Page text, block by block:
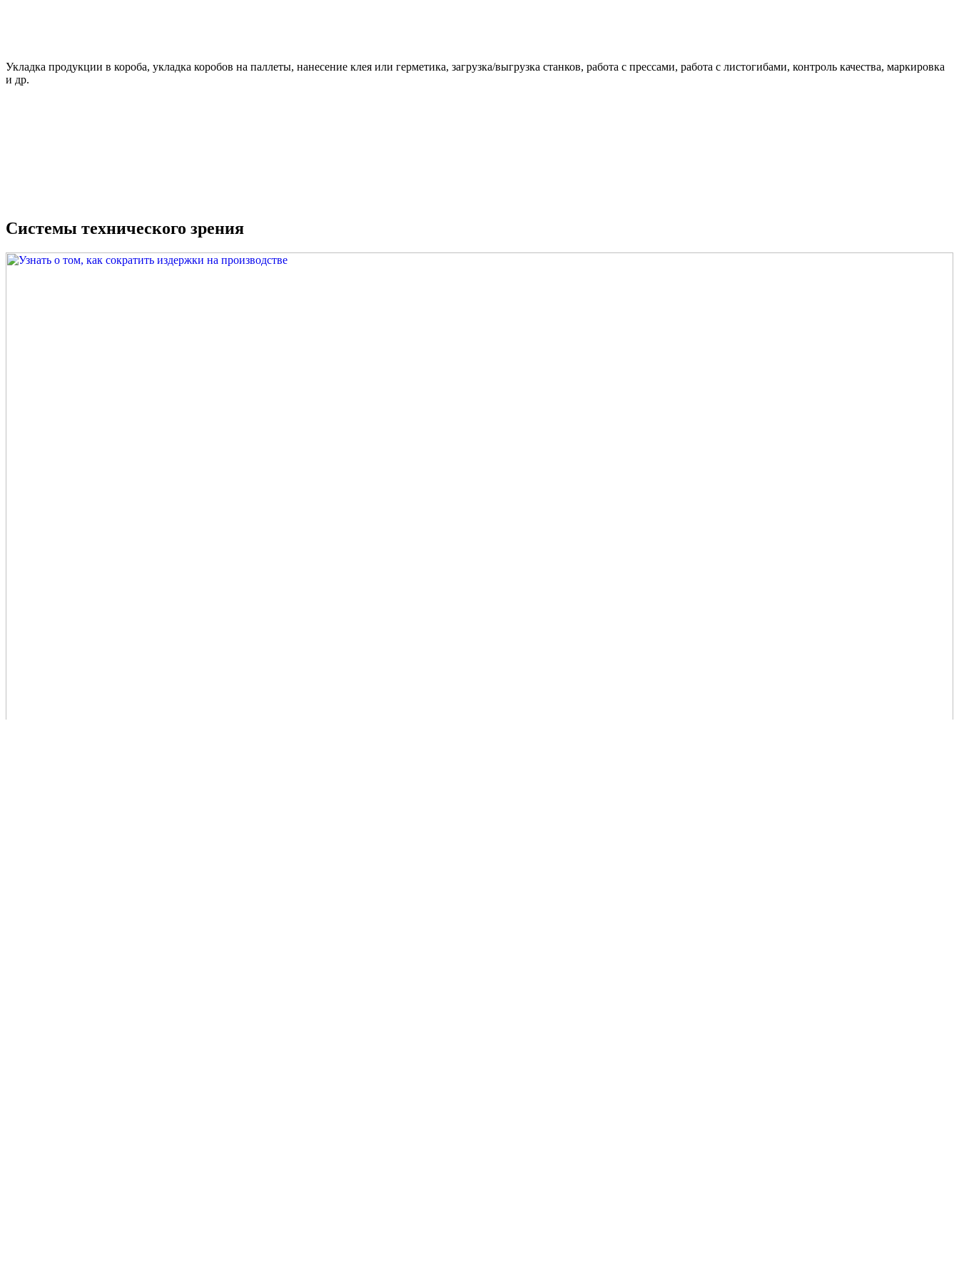
Укладка продукции в короба, укладка коробов на паллеты, нанесение клея или герметика, загрузка/выгрузка станков, работа с прессами, работа с листогибами, контроль качества, маркировка
и др.
Системы технического зрения